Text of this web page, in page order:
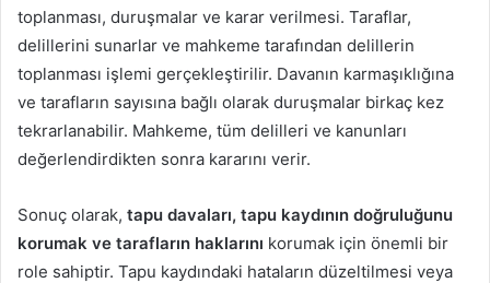
toplanması, duruşmalar ve karar verilmesi. Taraflar,
delillerini sunarlar ve mahkeme tarafından delillerin
toplanması işlemi gerçekleştirilir. Davanın karmaşıklığına
ve tarafların sayısına bağlı olarak duruşmalar birkaç kez
tekrarlanabilir. Mahkeme, tüm delilleri ve kanunları
değerlendirdikten sonra kararını verir.
Sonuç olarak, tapu davaları, tapu kaydının doğruluğunu
korumak ve tarafların haklarını korumak için önemli bir
role sahiptir. Tapu kaydındaki hataların düzeltilmesi veya